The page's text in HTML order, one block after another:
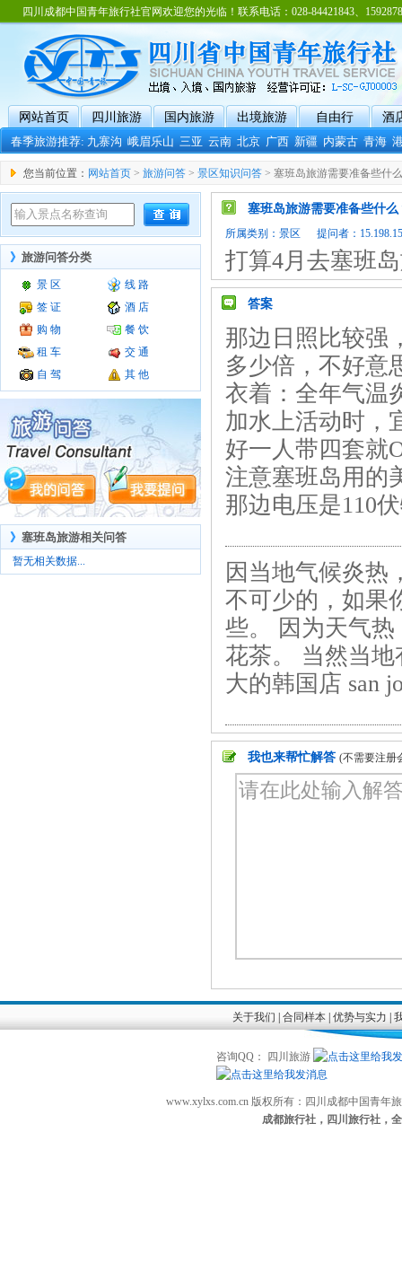
四川成都中国青年旅行社官网欢迎您的光临！联系电话：028-84421843、
网站首页 四川旅游 国内旅游 出境旅游 自由行
酒
春季旅游推荐:九寨沟 峨眉乐山 三亚 云南 北京 广西 新疆 内蒙古 青海
您当前位置： 网站首页 > 旅游问答 > 景区知识问答 > 塞班岛旅游需要准备些什
》 旅游问答分类
景 区
线 路
签 证
酒 店
购 物
餐 饮
租 车
交 通
自 驾
其 他
》 塞班岛旅游相关问答
暂无相关数据...
塞班岛旅游需要准备些什么
所属类别： 景区 提问者：
打算4月去塞班
答案
那边日照比较强
多少倍，不好意
衣着：全年气温
加水上活动时，
好一人带四套就
注意塞班岛用的
那边电压是110
因当地气候炎热
不可少的，如果
些。 因为天气
花茶。 当然当
大的韩国店 san
我也来帮忙解答 (不需要注册
关于我们 合同样本| 优势与实力
咨询QQ： 四川旅游
www.xylxs.com.cn 版权所有：四川成都中国青
成都旅行社，四川旅行社，